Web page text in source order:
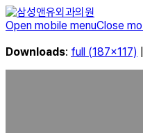
Open mobile menuClose
Downloads: full (187x117)